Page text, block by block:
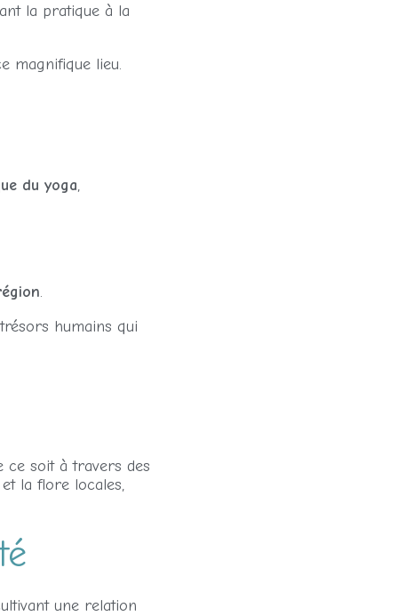
la pratique à la
magnifique lieu.
du yoga,
.
humains qui
ce soit à travers des
la flore locales,
une relation